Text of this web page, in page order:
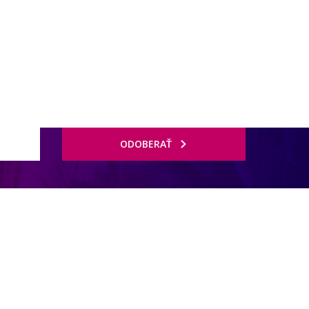
len pre dospelých), detský bazén, terasa na slnenie, lehátka,
ODOBERAŤ